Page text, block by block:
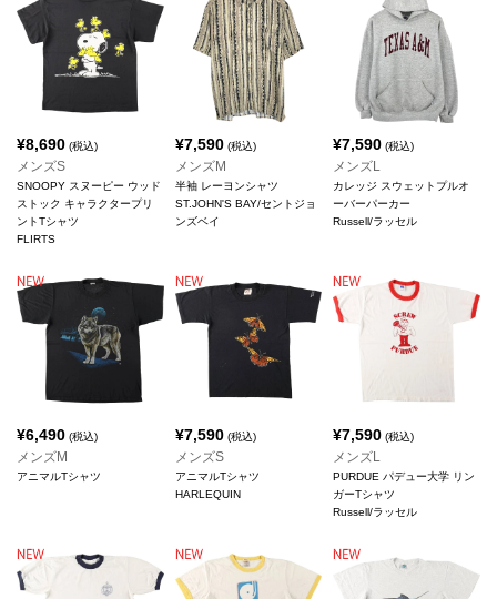
¥8,690 (税込)
メンズS
SNOOPY スヌーピー ウッド
ストック キャラクタープリ
ントTシャツ
FLIRTS
¥7,590(税込)
メンズM
半袖 レーヨンシャツ
ST.JOHN'S BAY/セントジョ
ンズベイ
¥7,590 (税込)
メンズL
カレッジ スウェットプルオ
ーバーパーカー
Russell/ラッセル
¥6,490 (税込)
メンズM
アニマルTシャツ
¥7,590(税込)
メンズS
アニマルTシャツ
HARLEQUIN
¥7,590 (税込)
メンズL
PURDUE パデュー大学 リン
ガーTシャツ
Russell/ラッセル